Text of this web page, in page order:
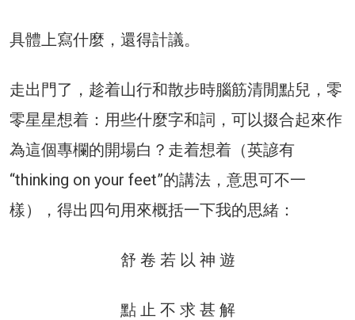
具體上寫什麼，還得計議。
走出門了，趁着山行和散步時腦筋清閒點兒，零
零星星想着：用些什麼字和詞，可以掇合起來作
為這個專欄的開場白？走着想着（英諺有
“thinking on your feet”的講法，意思可不一
樣），得出四句用來概括一下我的思緒：
舒 卷 若 以 神 遊
點 止 不 求 甚 解